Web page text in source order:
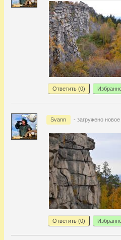
Ответить (0)
Svann - загружено
Ответить (0)